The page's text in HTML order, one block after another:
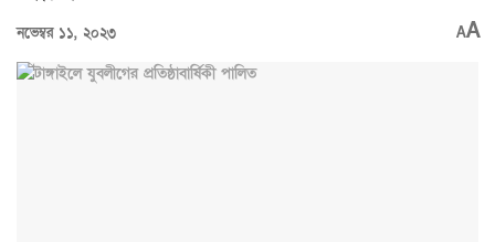
নভেম্বর ১১, ২০২৩ AA